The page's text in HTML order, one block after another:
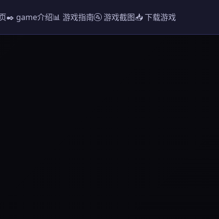
✒️ game介绍📊 游戏指南🚰 游戏截图📥 下载游戏